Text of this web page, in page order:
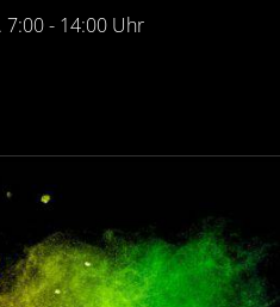
7:00 - 14:00 Uhr